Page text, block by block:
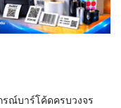
รณ์บาร์โค้ดครบวงจร